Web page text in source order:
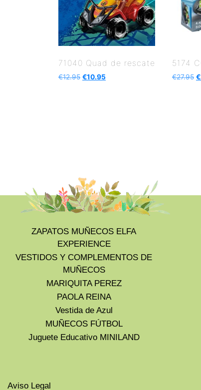
71040 Quad de rescate
€12.95 €10.95
5174
€27.95 €
ZAPATOS MUÑECOS ELFA
EXPERIENCE
VESTIDOS Y COMPLEMENTOS DE
MUÑECOS
MARIQUITA PEREZ
PAOLA REINA
Vestida de Azul
MUÑECOS FÚTBOL
Juguete Educativo MINILAND
Aviso Legal